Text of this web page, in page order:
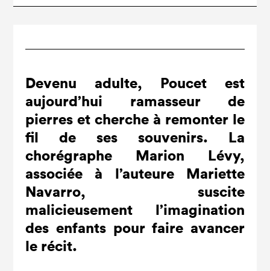
Devenu adulte, Poucet est
aujourd’hui ramasseur de
pierres et cherche à remonter le
fil de ses souvenirs. La
chorégraphe Marion Lévy,
associée à l’auteure Mariette
Navarro, suscite
malicieusement l’imagination
des enfants pour faire avancer
le récit.